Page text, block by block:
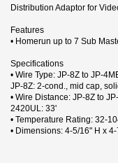
Distribution Adaptor for
Features
• Homerun up to 7 Sub
Specifications
• Wire Type: JP-8Z to JP-
JP-8Z: 2-cond., mid cap,
• Wire Distance: JP-8Z to
2420UL: 33'
• Temperature Rating: 32-
• Dimensions: 4-5/16" H x